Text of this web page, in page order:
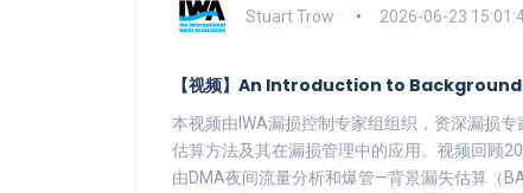
Stuart Trow 2026-06-23
【视频】An Introduction to Background
本视频由IWA漏损控制专家组组织，资深漏损
估算方法及其在漏损管理中的应用。视频回顾
由DMA夜间流量分析和爆管—背景漏失估算（